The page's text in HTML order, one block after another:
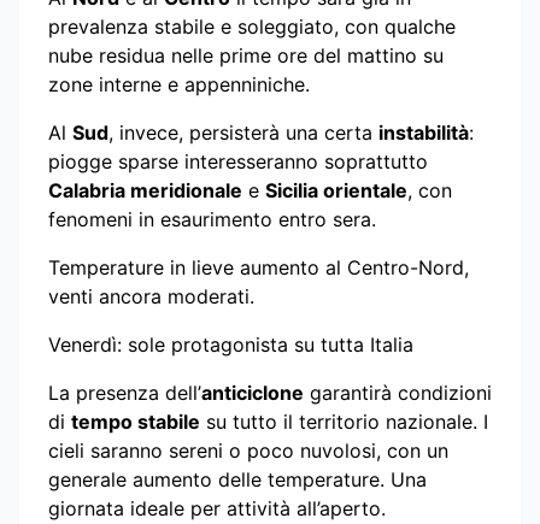
prevalenza stabile e soleggiato, con qualche
nube residua nelle prime ore del mattino su
zone interne e appenniniche.
Al Sud, invece, persisterà una certa instabilità:
piogge sparse interesseranno soprattutto
Calabria meridionale e Sicilia orientale, con
fenomeni in esaurimento entro sera.
Temperature in lieve aumento al Centro-Nord,
venti ancora moderati.
Venerdì: sole protagonista su tutta Italia
La presenza dell’anticiclone garantirà condizioni
di tempo stabile su tutto il territorio nazionale. I
cieli saranno sereni o poco nuvolosi, con un
generale aumento delle temperature. Una
giornata ideale per attività all’aperto.